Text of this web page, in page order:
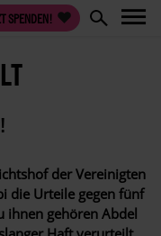
SPENDEN!
der Vereinigten
die Urteile gegen fünf
ihnen gehören Abdel